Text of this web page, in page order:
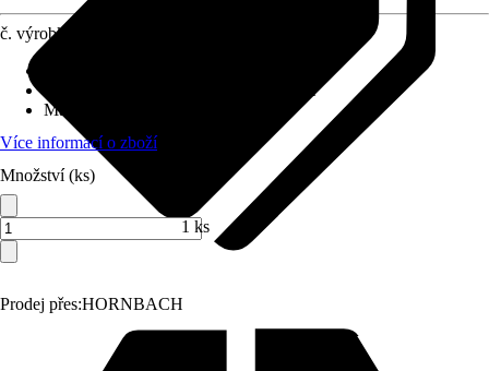
Prodej přes:HORNBACH
č. výrobku
Dveřní alarm, Okenní alarm
Materiál
Více informací o zboží
Množství (ks)
1 ks